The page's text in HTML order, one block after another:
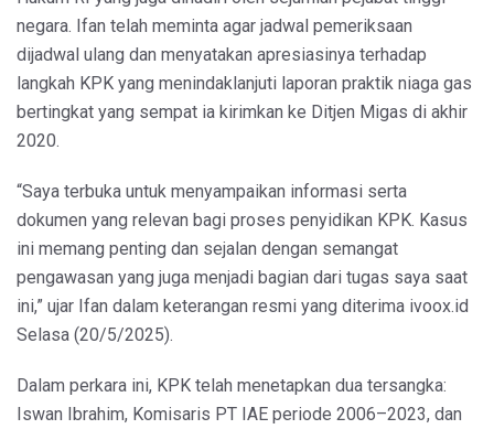
negara. Ifan telah meminta agar jadwal pemeriksaan
dijadwal ulang dan menyatakan apresiasinya terhadap
langkah KPK yang menindaklanjuti laporan praktik niaga gas
bertingkat yang sempat ia kirimkan ke Ditjen Migas di akhir
2020.
“Saya terbuka untuk menyampaikan informasi serta
dokumen yang relevan bagi proses penyidikan KPK. Kasus
ini memang penting dan sejalan dengan semangat
pengawasan yang juga menjadi bagian dari tugas saya saat
ini,” ujar Ifan dalam keterangan resmi yang diterima ivoox.id
Selasa (20/5/2025).
Dalam perkara ini, KPK telah menetapkan dua tersangka:
Iswan Ibrahim, Komisaris PT IAE periode 2006–2023, dan